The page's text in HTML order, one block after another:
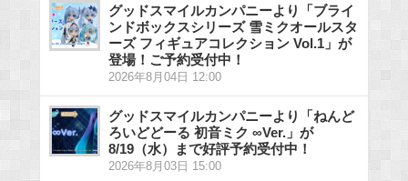
グッドスマイルカンパニーより「ブライ
ンドボックスシリーズ 雪ミクオールスタ
ーズ フィギュアコレクション Vol.1」が
登場！ご予約受付中！
2026年8月04日 12:00
グッドスマイルカンパニーより「ねんど
ろいどどーる 初音ミク ∞Ver.」が
8/19（水）まで好評予約受付中！
2026年8月03日 15:00